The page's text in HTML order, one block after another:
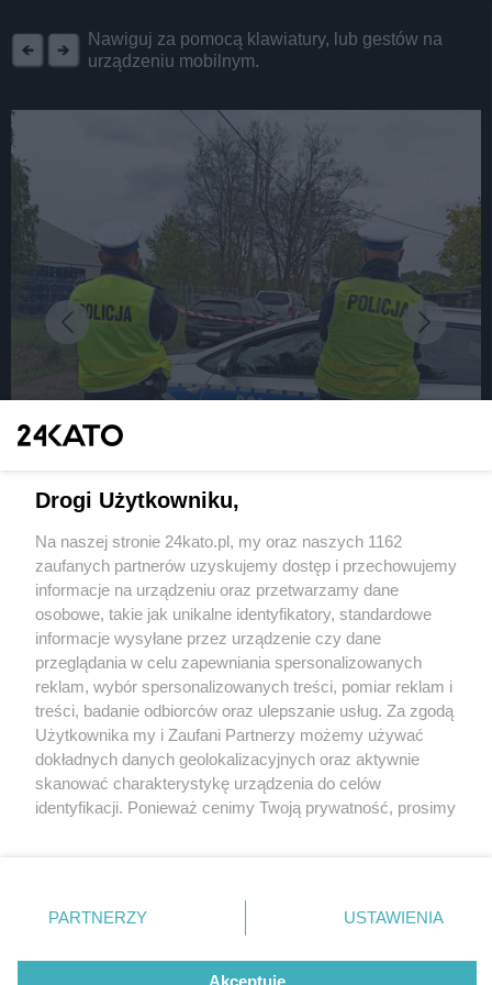
Nawiguj za pomocą klawiatury, lub gestów na
urządzeniu mobilnym.
fot:
Optyk z Sosnowca skazany za zabójstwo 11-
letniego Sebastiana z Katowic. Resztę życia
spędzi za kratami
2 / 8
11 letni sebastian z katowic
Wydawca mediów lokalnych
Nie zapomnij
zapoznać się z:
polityką prywatności regulamin korzystania z portali
Twojemiasto
Piekary Śląskie
Chorzów
Tarnowskie Góry
Gliwice
Skontakuj sięz nami
Kontakt
Wydawca
Redakcja
Drogi Użytkowniku,
Na naszej stronie 24kato.pl, my oraz naszych 1162
zaufanych partnerów uzyskujemy dostęp i przechowujemy
informacje na urządzeniu oraz przetwarzamy dane
osobowe, takie jak unikalne identyfikatory, standardowe
informacje wysyłane przez urządzenie czy dane
przeglądania w celu zapewniania spersonalizowanych
reklam, wybór spersonalizowanych treści, pomiar reklam i
treści, badanie odbiorców oraz ulepszanie usług. Za zgodą
Użytkownika my i Zaufani Partnerzy możemy używać
dokładnych danych geolokalizacyjnych oraz aktywnie
skanować charakterystykę urządzenia do celów
identyfikacji. Ponieważ cenimy Twoją prywatność, prosimy
prywatności znajdujący się w lewym dolnym rogu strony
. Niektóre rodzaje przetwarzania danych nie wymagają
zgody użytkownika, ale masz prawo sprzeciwić się
takiemu przetwarzaniu. Preferencje będą miały
PARTNERZY USTAWIENIA
Akceptuję